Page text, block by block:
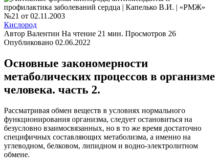
Кислород
Автор Валентин На чтение 21 мин. Просмотров 26
Опубликовано 02.06.2022
Основные закономерности
метаболических процессов в организме
человека. часть 2.
Рассматривая обмен веществ в условиях нормального
функционирования организма, следует остановиться на
безусловно взаимосвязанных, но в то же время достаточно
специфичных составляющих метаболизма, а именно на
углеводном, белковом, липидном и водно-электролитном
обмене.